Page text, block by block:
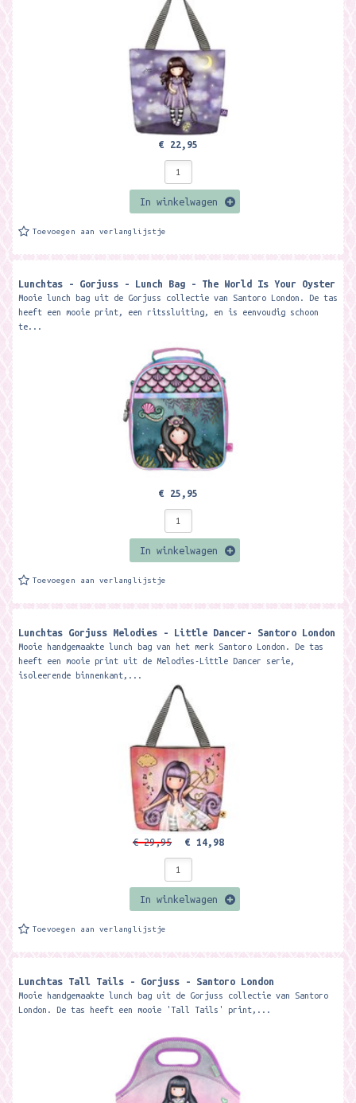
€ 22,95
In winkelwagen
Toevoegen aan verlanglijstje
Lunchtas - Gorjuss - Lunch Bag - The World Is Your Oyster
Mooie lunch bag uit de Gorjuss collectie van Santoro London. De tas
heeft een mooie print, een ritssluiting, en is eenvoudig schoon
te...
€ 25,95
In winkelwagen
Toevoegen aan verlanglijstje
Lunchtas Gorjuss Melodies - Little Dancer- Santoro London
Mooie handgemaakte lunch bag van het merk Santoro London. De tas
heeft een mooie print uit de Melodies-Little Dancer serie,
isoleerende binnenkant,...
€ 29,95 € 14,98
In winkelwagen
Toevoegen aan verlanglijstje
Lunchtas Tall Tails - Gorjuss - Santoro London
Mooie handgemaakte lunch bag uit de Gorjuss collectie van Santoro
London. De tas heeft een mooie 'Tall Tails' print,...